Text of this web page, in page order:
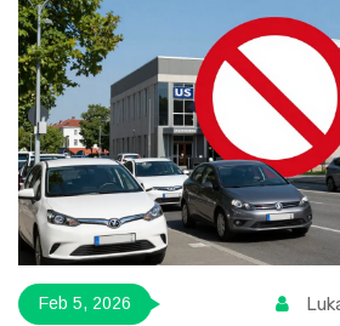
Feb 5, 2026